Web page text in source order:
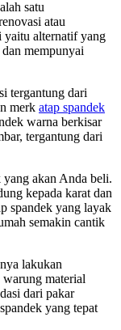
satu
atau
yaitu alternatif yang
mempunyai
tergantung dari
merk atap spandek
warna berkisar
tergantung dari
yang akan Anda beli.
kepada karat dan
spandek yang layak
semakin cantik
lakukan
warung material
dari pakar
yang tepat